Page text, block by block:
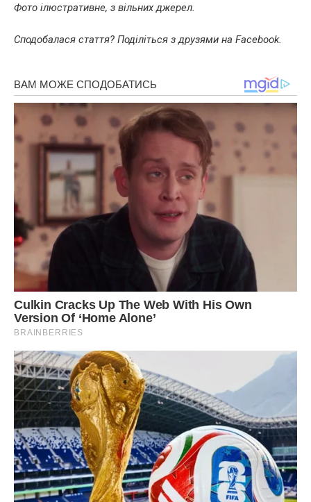
Фото ілюстративне, з вільних джерел.
Сподобалася стаття? Поділіться з друзями на Facebook.